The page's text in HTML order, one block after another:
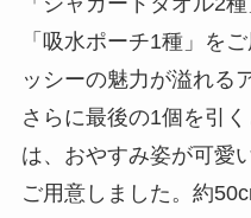
「吸水ポーチ1種」を
ッシーの魅力が溢れる
さらに最後の1個を引
は、おやすみ姿が可愛
ご用意しました。約